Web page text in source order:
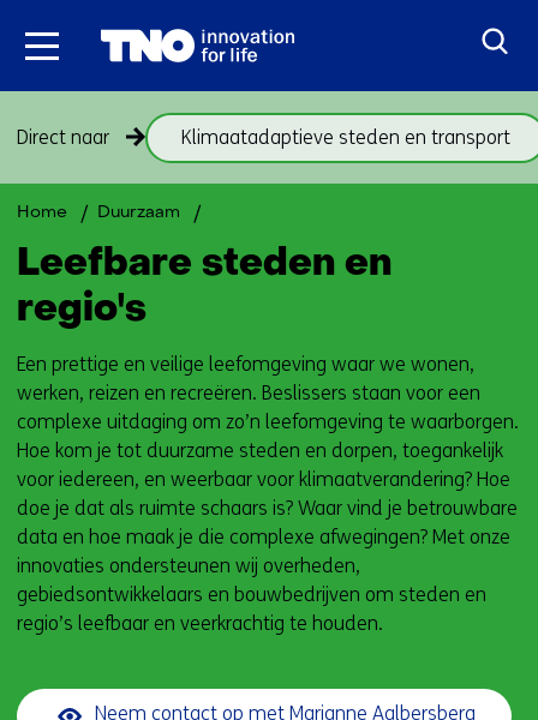
Ga
Sla
navigatie
thema
regio's)
Direct naar Klimaatadaptieve steden en transport
navigatie
thema
Leefbare
steden
en
regio's)
Home Duurzaam
en
Leefbare steden en
regio's
Een prettige en veilige leefomgeving waar we wonen,
werken, reizen en recreëren. Beslissers staan voor een
complexe uitdaging om zo’n leefomgeving te waarborgen.
Hoe kom je tot duurzame steden en dorpen, toegankelijk
voor iedereen, en weerbaar voor klimaatverandering? Hoe
doe je dat als ruimte schaars is? Waar vind je betrouwbare
data en hoe maak je die complexe afwegingen? Met onze
innovaties ondersteunen wij overheden,
gebiedsontwikkelaars en bouwbedrijven om steden en
regio’s leefbaar en veerkrachtig te houden.
Neem contact op met Marianne Aalbersberg